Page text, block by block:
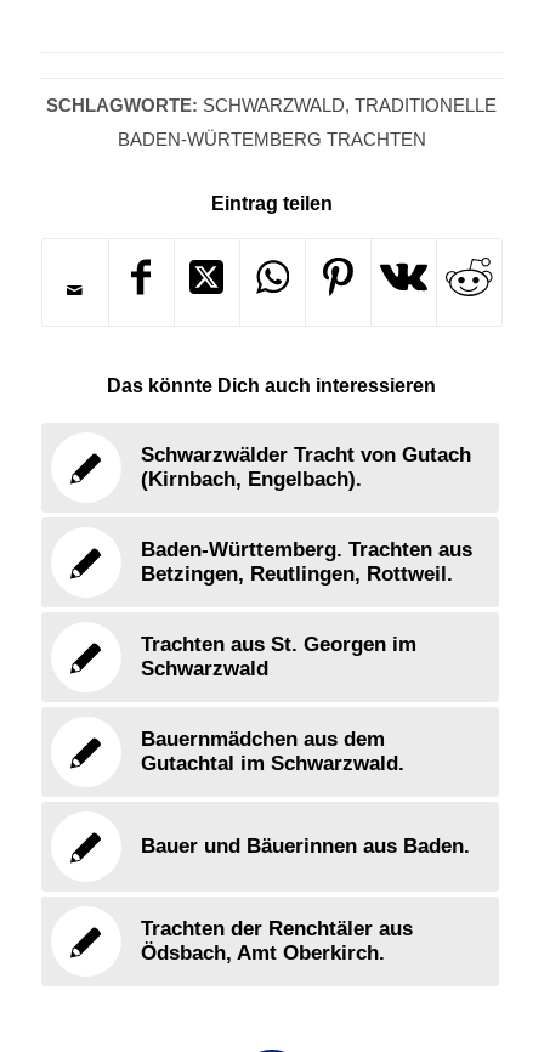
SCHLAGWORTE: SCHWARZWALD,TRADITIONELLE
BADEN-WÜRTEMBERG TRACHTEN
Eintrag teilen
Das könnte Dich auch interessieren
Schwarzwälder Tracht von Gutach
(Kirnbach, Engelbach).
Baden-Württemberg. Trachten aus
Betzingen, Reutlingen, Rottweil.
Trachten aus St. Georgen im
Schwarzwald
Bauernmädchen aus dem
Gutachtal im Schwarzwald.
Bauer und Bäuerinnen aus Baden.
Trachten der Renchtäler aus
Ödsbach, Amt Oberkirch.